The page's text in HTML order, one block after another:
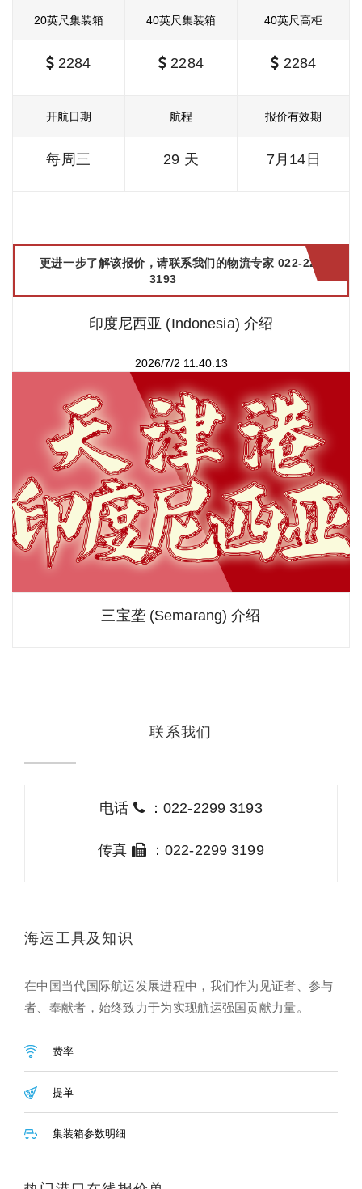
20英尺集装箱
2284
40英尺集装箱
2284
40英尺高柜
2284
开航日期
每周三
航程
29 天
报价有效期
7月14日
更进一步了解该报价，请联系我们的物流专家 022-2299
3193
印度尼西亚 (Indonesia) 介绍
2026/7/2 11:40:13
三宝垄 (Semarang) 介绍
联系我们
电话 ：022-2299 3193
传真 ：022-2299 3199
海运工具及知识
在中国当代国际航运发展进程中，我们作为见证者、参与
者、奉献者，始终致力于为实现航运强国贡献力量。
费率
提单
集装箱参数明细